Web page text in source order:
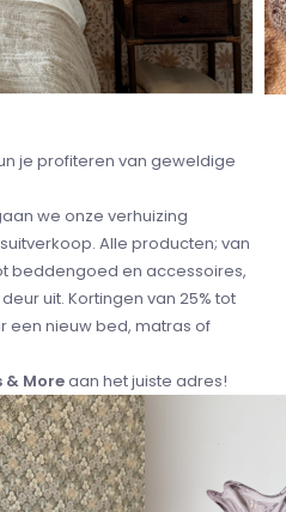
je profiteren van geweldige
we onze verhuizing
Alle producten; van
beddengoed en accessoires,
uit. Kortingen van 25% tot
een nieuw bed, matras of
& Moreaan het juiste adres!